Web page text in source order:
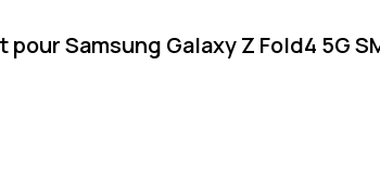
Samsung Galaxy Z Fold4 5G